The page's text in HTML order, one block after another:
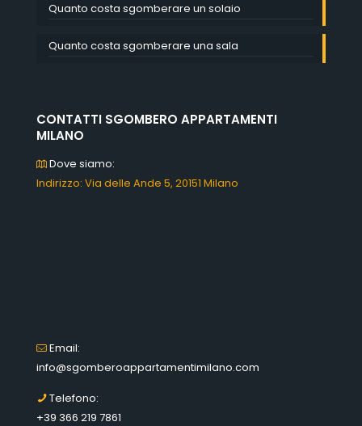
Quanto costa sgomberare un solaio
Quanto costa sgomberare una sala
CONTATTI SGOMBERO APPARTAMENTI
MILANO
Dove siamo:
Indirizzo: Via delle Ande 5, 20151 Milano
Email:
info@sgomberoappartamentimilano.com
Telefono:
+39 366 219 7861